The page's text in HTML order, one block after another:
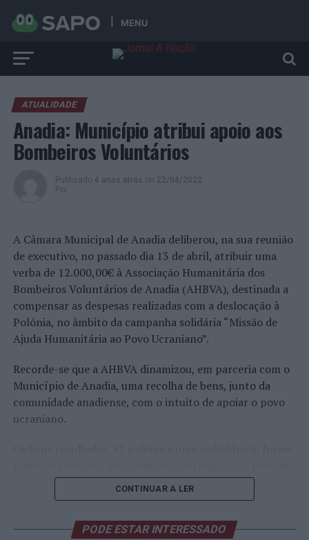
MENU
ATUALIDADE
Anadia: Município atribui apoio aos
Bombeiros Voluntários
Publicado 4 anos atrás on 22/04/2022
Por
A Câmara Municipal de Anadia deliberou, na sua reunião
de executivo, no passado dia 13 de abril, atribuir uma
verba de 12.000,00€ à Associação Humanitária dos
Bombeiros Voluntários de Anadia (AHBVA), destinada a
compensar as despesas realizadas com a deslocação à
Polónia, no âmbito da campanha solidária “Missão de
Ajuda Humanitária ao Povo Ucraniano”.
Recorde-se que a AHBVA dinamizou, em parceria com o
Município de Anadia, uma recolha de bens, junto da
comunidade anadiense, com o intuito de apoiar o povo
ucraniano.
mês de março, na cidade de Cracóvia (Polónia) a uma
corporação de bombeiros local que, posteriormente os
Medicamentos, produtos de higiene e de primeiros
CONTINUAR A LER
PODE ESTAR INTERESSADO